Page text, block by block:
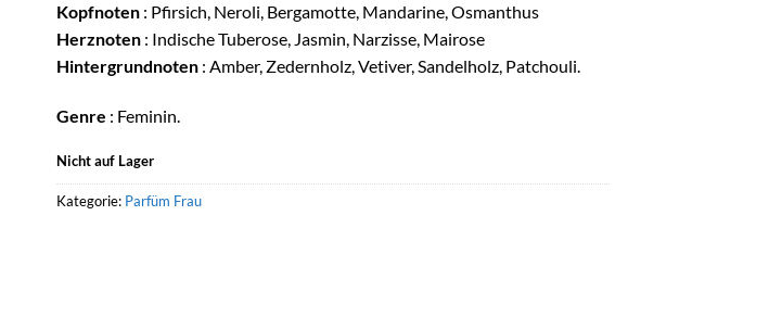
Kopfnoten : Pfirsich, Neroli, Bergamotte, Mandarine, Osmanthus
Herznoten : Indische Tuberose, Jasmin, Narzisse, Mairose
Hintergrundnoten : Amber, Zedernholz, Vetiver, Sandelholz, Patchouli.
Genre : Feminin.
Nicht auf Lager
Kategorie: Parfüm Frau